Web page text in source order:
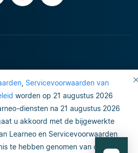
, Servicevoorwaarden van
worden op 21 augustus 2026
diensten na 21 augustus 2026
u akkoord met de bijgewerkte
Learneo en Servicevoorwaarden
te hebben genomen van ons
or share my personal info